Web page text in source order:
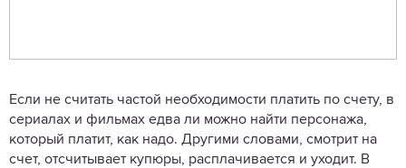
Если не считать частой необходимости платить по счету, в
сериалах и фильмах едва ли можно найти персонажа,
который платит, как надо. Другими словами, смотрит на
счет, отсчитывает купюры, расплачивается и уходит. В